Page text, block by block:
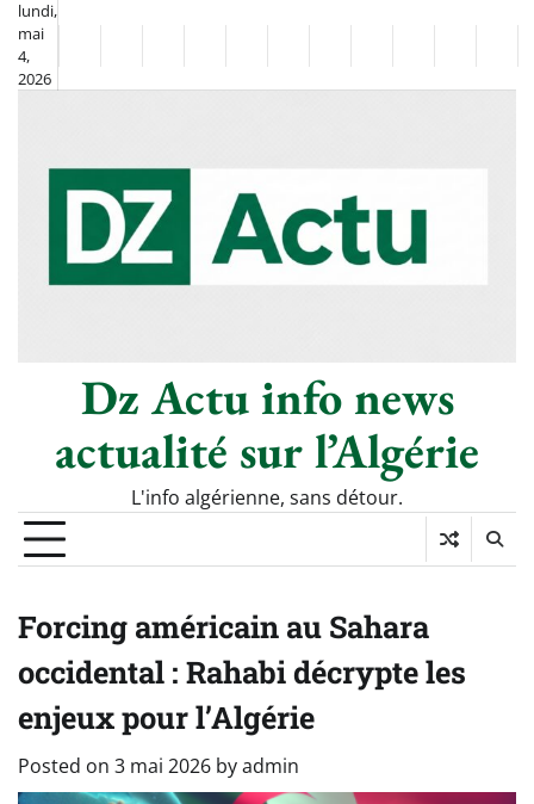
Skip
content
lundi,
mai
4,
2026
FlashSportclasséDiasporaChronique
–
Le
Thé
CultureMondeSociétéÉconomie
Tech
Dz Actu info news
actualité sur l’Algérie
L'info algérienne, sans détour.
Forcing américain au Sahara
occidental : Rahabi décrypte les
enjeux pour l’Algérie
Posted on 3 mai 2026 byadmin